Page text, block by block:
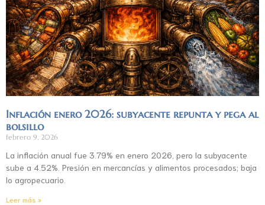
Inflación enero 2026: subyacente repunta y pega al
bolsillo
febrero 9, 2026
La inflación anual fue 3.79% en enero 2026, pero la subyacente
sube a 4.52%. Presión en mercancías y alimentos procesados; baja
lo agropecuario.
Leer más »